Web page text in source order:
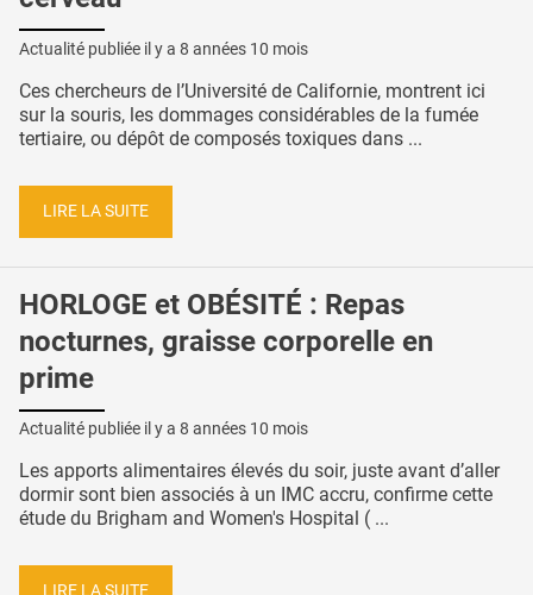
Actualité publiée il y a 8 années 10 mois
Ces chercheurs de l’Université de Californie, montrent ici
sur la souris, les dommages considérables de la fumée
tertiaire, ou dépôt de composés toxiques dans ...
LIRE LA SUITE
HORLOGE et OBÉSITÉ : Repas
nocturnes, graisse corporelle en
prime
Actualité publiée il y a 8 années 10 mois
Les apports alimentaires élevés du soir, juste avant d’aller
dormir sont bien associés à un IMC accru, confirme cette
étude du Brigham and Women's Hospital ( ...
LIRE LA SUITE